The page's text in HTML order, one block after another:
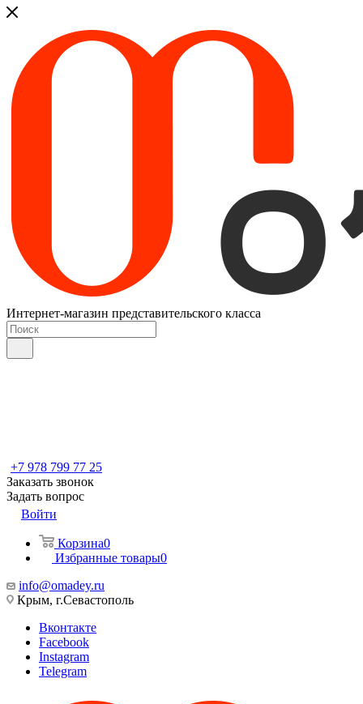
Интернет-магазин представительского класса
+7 978 799 77 25
Заказать звонок
Задать вопрос
Войти
Корзина0
Избранные товары0
info@omadey.ru
Крым, г.Севастополь
Вконтакте
Facebook
Instagram
Telegram